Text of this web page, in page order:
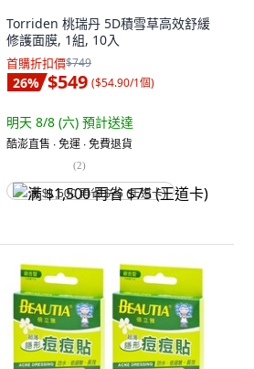
Torriden 桃瑞丹 5D積雪草高效舒緩
修護面膜, 1組, 10入
首購折扣價$749
26% $549 ($54.90/1個)
明天 8/8 (六) 預計送達
酷澎直售 ∙ 免運 ∙ 免費退貨
(2)
满 $1,500 再省 $75 (王道卡)